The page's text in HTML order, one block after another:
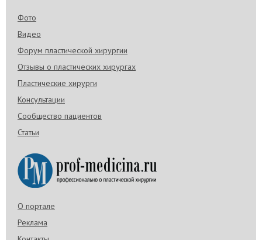
Фото
Видео
Форум пластической хирургии
Отзывы о пластических хирургах
Пластические хирурги
Консультации
Сообщество пациентов
Статьи
О портале
Реклама